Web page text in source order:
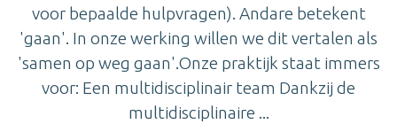
voor bepaalde hulpvragen). Andare betekent
'gaan'. In onze werking willen we dit vertalen als
'samen op weg gaan'.Onze praktijk staat immers
voor: Een multidisciplinair team Dankzij de
multidisciplinaire ...